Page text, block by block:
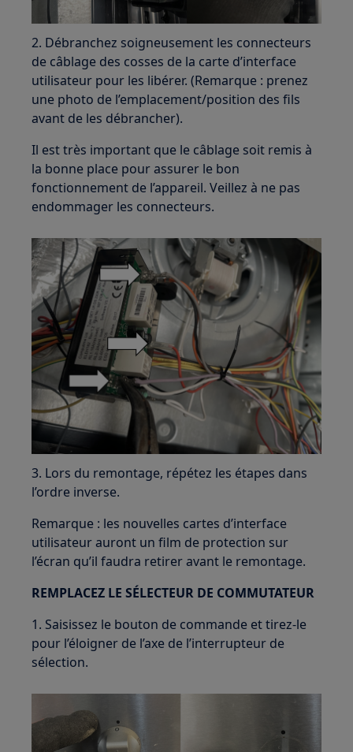
2. Débranchez soigneusement les connecteurs
de câblage des cosses de la carte d’interface
utilisateur pour les libérer. (Remarque : prenez
une photo de l’emplacement/position des fils
avant de les débrancher).
Il est très important que le câblage soit remis à
la bonne place pour assurer le bon
fonctionnement de l’appareil. Veillez à ne pas
endommager les connecteurs.
3. Lors du remontage, répétez les étapes dans
l’ordre inverse.
Remarque : les nouvelles cartes d’interface
utilisateur auront un film de protection sur
l’écran qu’il faudra retirer avant le remontage.
REMPLACEZ LE SÉLECTEUR DE COMMUTATEUR
1. Saisissez le bouton de commande et tirez-le
pour l’éloigner de l’axe de l’interrupteur de
sélection.